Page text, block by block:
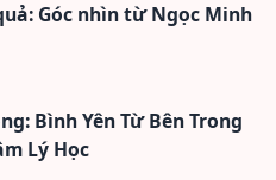
Góc nhìn từ Ngọc Minh
Bình Yên Từ Bên Trong
Lý Học